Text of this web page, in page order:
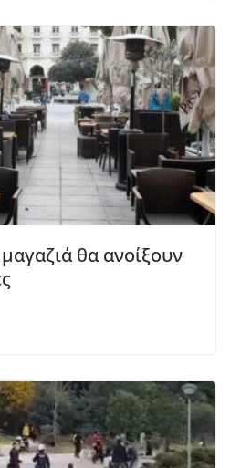
θα ανοίξουν